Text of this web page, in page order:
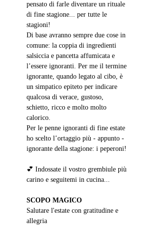
pensato di farle diventare un rituale
di fine stagione... per tutte le
stagioni!
Di base avranno sempre due cose in
comune: la coppia di ingredienti
salsiccia e pancetta affumicata e
l’essere ignoranti. Per me il termine
ignorante, quando legato al cibo, è
un simpatico epiteto per indicare
qualcosa di verace, gustoso,
schietto, ricco e molto molto
calorico.
Per le penne ignoranti di fine estate
ho scelto l’ortaggio più - appunto -
ignorante della stagione: i peperoni!
💕 Indossate il vostro grembiule più
carino e seguitemi in cucina...
SCOPO MAGICO
Salutare l'estate con gratitudine e
allegria